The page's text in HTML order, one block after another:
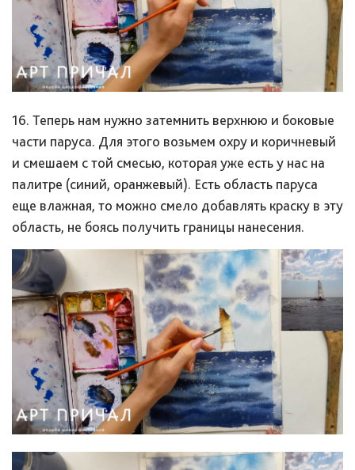
16. Теперь нам нужно затемнить верхнюю и боковые
части паруса. Для этого возьмем охру и коричневый
и смешаем с той смесью, которая уже есть у нас на
палитре (синий, оранжевый). Есть область паруса
еще влажная, то можно смело добавлять краску в эту
область, не боясь получить границы нанесения.